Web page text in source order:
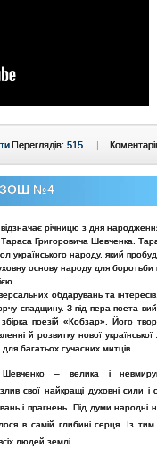
Переглядів: 515 |
ЗОШ №4
річницю з дня
Григоровича Шевченка.
українського народу, який
основу народу для боротьби
обдарувань та
спадщину. З-під пера поета
поезій «Кобзар». Його
й розвитку нової української
багатьох сучасних митців.
Шевченко – велика і
свої найкращі духовні сили і
і прагнень. Під думи народні
в самій глибині серця. Із
людей землі.